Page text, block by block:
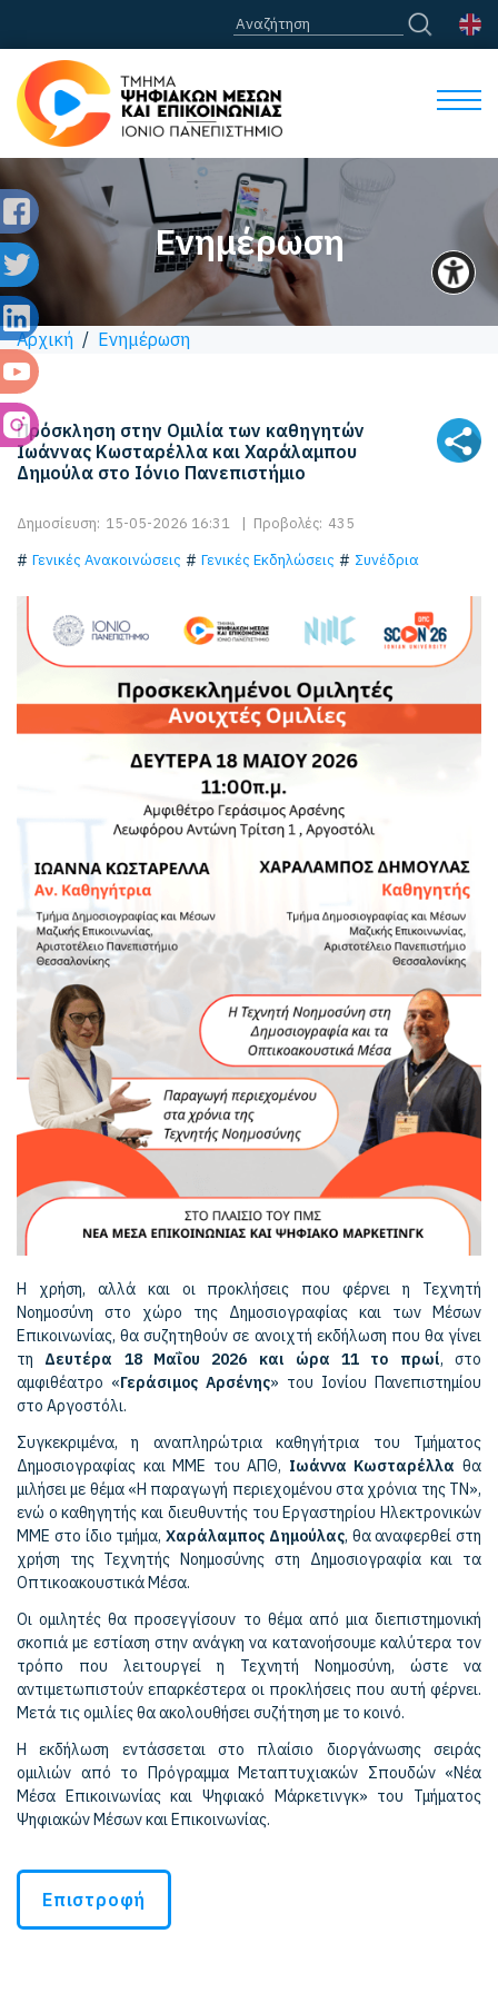
Ενημέρωση
Αρχική / Ενημέρωση
Πρόσκληση στην Ομιλία των καθηγητών
Ιωάννας Κωσταρέλλα και Χαράλαμπου
Δημούλα στο Ιόνιο Πανεπιστήμιο
Δημοσίευση: 15-05-2026 16:31 | Προβολές: 435
Γενικές Ανακοινώσεις Γενικές Εκδηλώσεις Συνέδρια
Η χρήση, αλλά και οι προκλήσεις που φέρνει η Τεχνητή
Νοημοσύνη στο χώρο της Δημοσιογραφίας και των Μέσων
Επικοινωνίας, θα συζητηθούν σε ανοιχτή εκδήλωση που θα γίνει
τη Δευτέρα 18 Μαΐου 2026 και ώρα 11 το πρωί, στο
αμφιθέατρο «Γεράσιμος Αρσένης» του Ιονίου Πανεπιστημίου
στο Αργοστόλι.
Συγκεκριμένα, η αναπληρώτρια καθηγήτρια του Τμήματος
Δημοσιογραφίας και ΜΜΕ του ΑΠΘ, Ιωάννα Κωσταρέλλα θα
μιλήσει με θέμα «Η παραγωγή περιεχομένου στα χρόνια της ΤΝ»,
ενώ ο καθηγητής και διευθυντής του Εργαστηρίου Ηλεκτρονικών
ΜΜΕ στο ίδιο τμήμα, Χαράλαμπος Δημούλας, θα αναφερθεί στη
χρήση της Τεχνητής Νοημοσύνης στη Δημοσιογραφία και τα
Οπτικοακουστικά Μέσα.
Οι ομιλητές θα προσεγγίσουν το θέμα από μια διεπιστημονική
σκοπιά με εστίαση στην ανάγκη να κατανοήσουμε καλύτερα τον
τρόπο που λειτουργεί η Τεχνητή Νοημοσύνη, ώστε να
αντιμετωπιστούν επαρκέστερα οι προκλήσεις που αυτή φέρνει.
Μετά τις ομιλίες θα ακολουθήσει συζήτηση με το κοινό.
Η εκδήλωση εντάσσεται στο πλαίσιο διοργάνωσης σειράς
ομιλιών από το Πρόγραμμα Μεταπτυχιακών Σπουδών «Νέα
Μέσα Επικοινωνίας και Ψηφιακό Μάρκετινγκ» του Τμήματος
Ψηφιακών Μέσων και Επικοινωνίας.
Επιστροφή